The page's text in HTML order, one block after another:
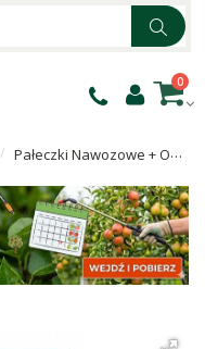
0
Pałeczki Nawozowe + Obornik Biopon 30szt